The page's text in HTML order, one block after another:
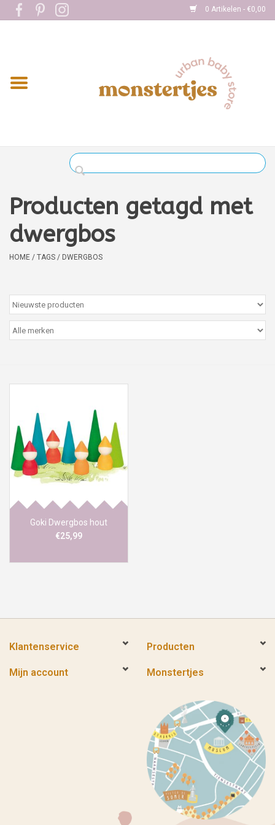
0 Artikelen - €0,00
Home
Kleding
Verzorging
Boekjes
kaartjes
Cadeaubon
Merken
Producten getagd met
dwergbos
HOME / TAGS / DWERGBOS
Goki Dwergbos hout
€25,99
Klantenservice Producten
Mijn account Monstertjes